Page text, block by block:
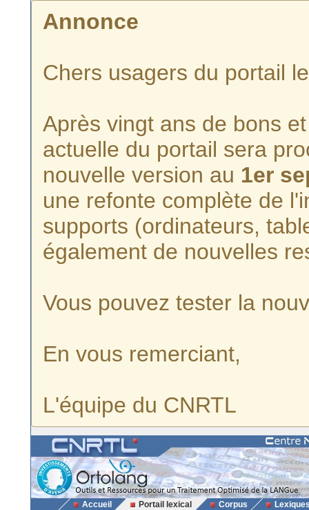
Annonce
Chers usagers du portail
Après vingt ans de bons
actuelle du portail sera
nouvelle version au 1er
une refonte complète de
supports (ordinateurs,
également de nouvelles
Vous pouvez tester la
En vous remerciant,
L'équipe du CNRTL
Accueil Portail lexical Corpus